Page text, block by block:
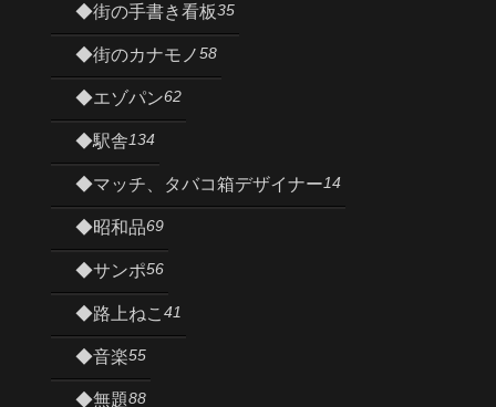
◆街の手書き看板35
◆街のカナモノ58
◆エゾパン62
◆駅舎134
◆マッチ、タバコ箱デザイナー14
◆昭和品69
◆サンポ56
◆路上ねこ 41
◆音楽55
◆無題88